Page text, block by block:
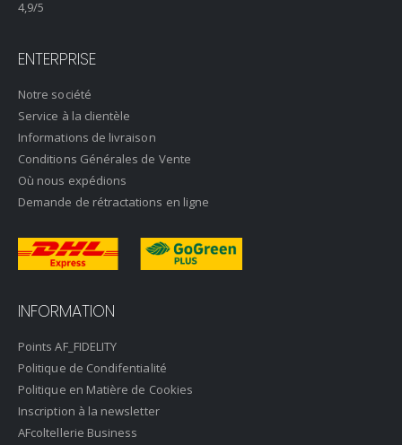
4,9/5
ENTERPRISE
Notre société
Service à la clientèle
Informations de livraison
Conditions Générales de Vente
Où nous expédions
Demande de rétractations en ligne
INFORMATION
Points AF_FIDELITY
Politique de Condifentialité
Politique en Matière de Cookies
Inscription à la newsletter
AFcoltellerie Business